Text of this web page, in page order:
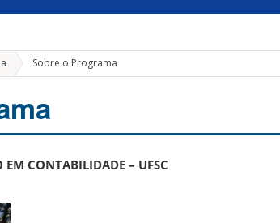
Sobre o Programa
EM CONTABILIDADE – UFSC